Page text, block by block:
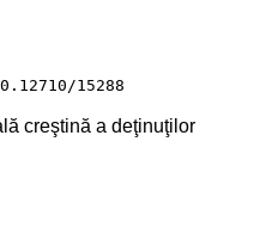
15288
creştină a deţinuţilor